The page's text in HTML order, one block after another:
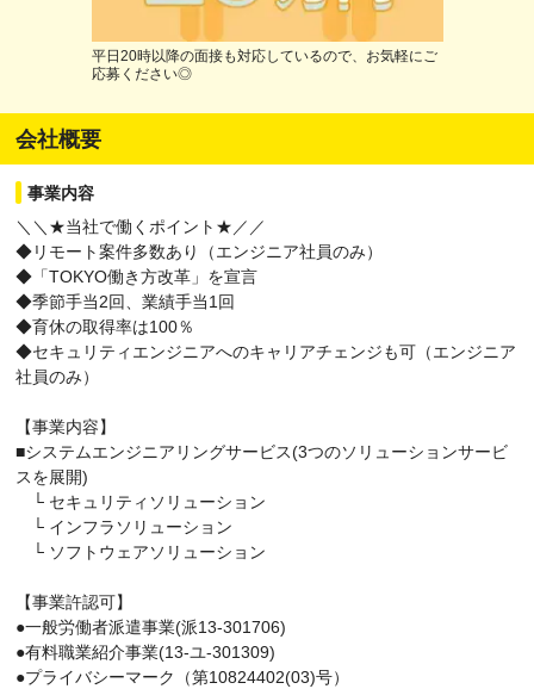
平日20時以降の面接も対応しているので、お気軽にご
応募ください◎
会社概要
事業内容
＼＼★当社で働くポイント★／／
◆リモート案件多数あり（エンジニア社員のみ）
◆「TOKYO働き方改革」を宣言
◆季節手当2回、業績手当1回
◆育休の取得率は100％
◆セキュリティエンジニアへのキャリアチェンジも可（エンジニア
社員のみ）
【事業内容】
■システムエンジニアリングサービス(3つのソリューションサービ
スを展開)
└ セキュリティソリューション
└ インフラソリューション
└ ソフトウェアソリューション
【事業許認可】
●一般労働者派遣事業(派13-301706)
●有料職業紹介事業(13-ユ-301309)
●プライバシーマーク（第10824402(03)号）